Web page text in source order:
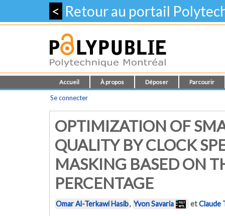
< Retour au portail
Accueil À propos Déposer Parcourir
Se connecter
OPTIMIZATION OF
QUALITY BY CLOCK
MASKING BASED ON
PERCENTAGE
Omar Al-Terkawi Hasib, Yvon Savaria etClaude